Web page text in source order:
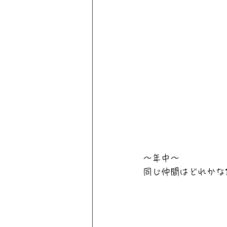
～年中～
同じ仲間はどれかな